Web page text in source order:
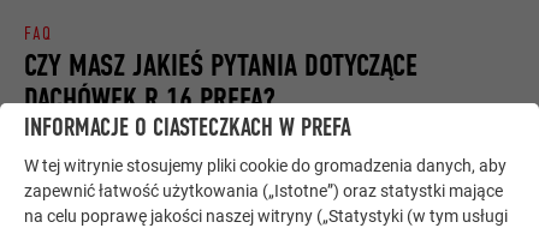
CZY MASZ JAKIEŚ PYTANIA DOTYCZĄCE
DACHÓWEK R.16 PREFA?
FAQ
Jaka jest cena dachu PREFA?
INFORMACJE O CIASTECZKACH W PREFA
W tej witrynie stosujemy pliki cookie do gromadzenia danych, aby
zapewnić łatwość użytkowania („Istotne”) oraz statystki mające
na celu poprawę jakości naszej witryny („Statystyki (w tym usługi